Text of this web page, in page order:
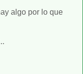
algo por lo que